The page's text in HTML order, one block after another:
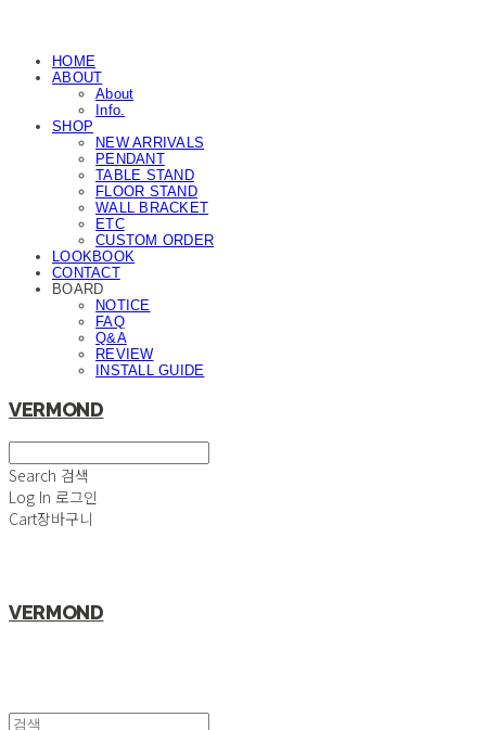
HOME
ABOUT
About
Info.
SHOP
NEW ARRIVALS
PENDANT
TABLE STAND
FLOOR STAND
WALL BRACKET
ETC
CUSTOM ORDER
LOOKBOOK
CONTACT
BOARD
NOTICE
FAQ
Q&A
REVIEW
INSTALL GUIDE
VERMOND
Search 검색
Log In 로그인
Cart장바구니
VERMOND